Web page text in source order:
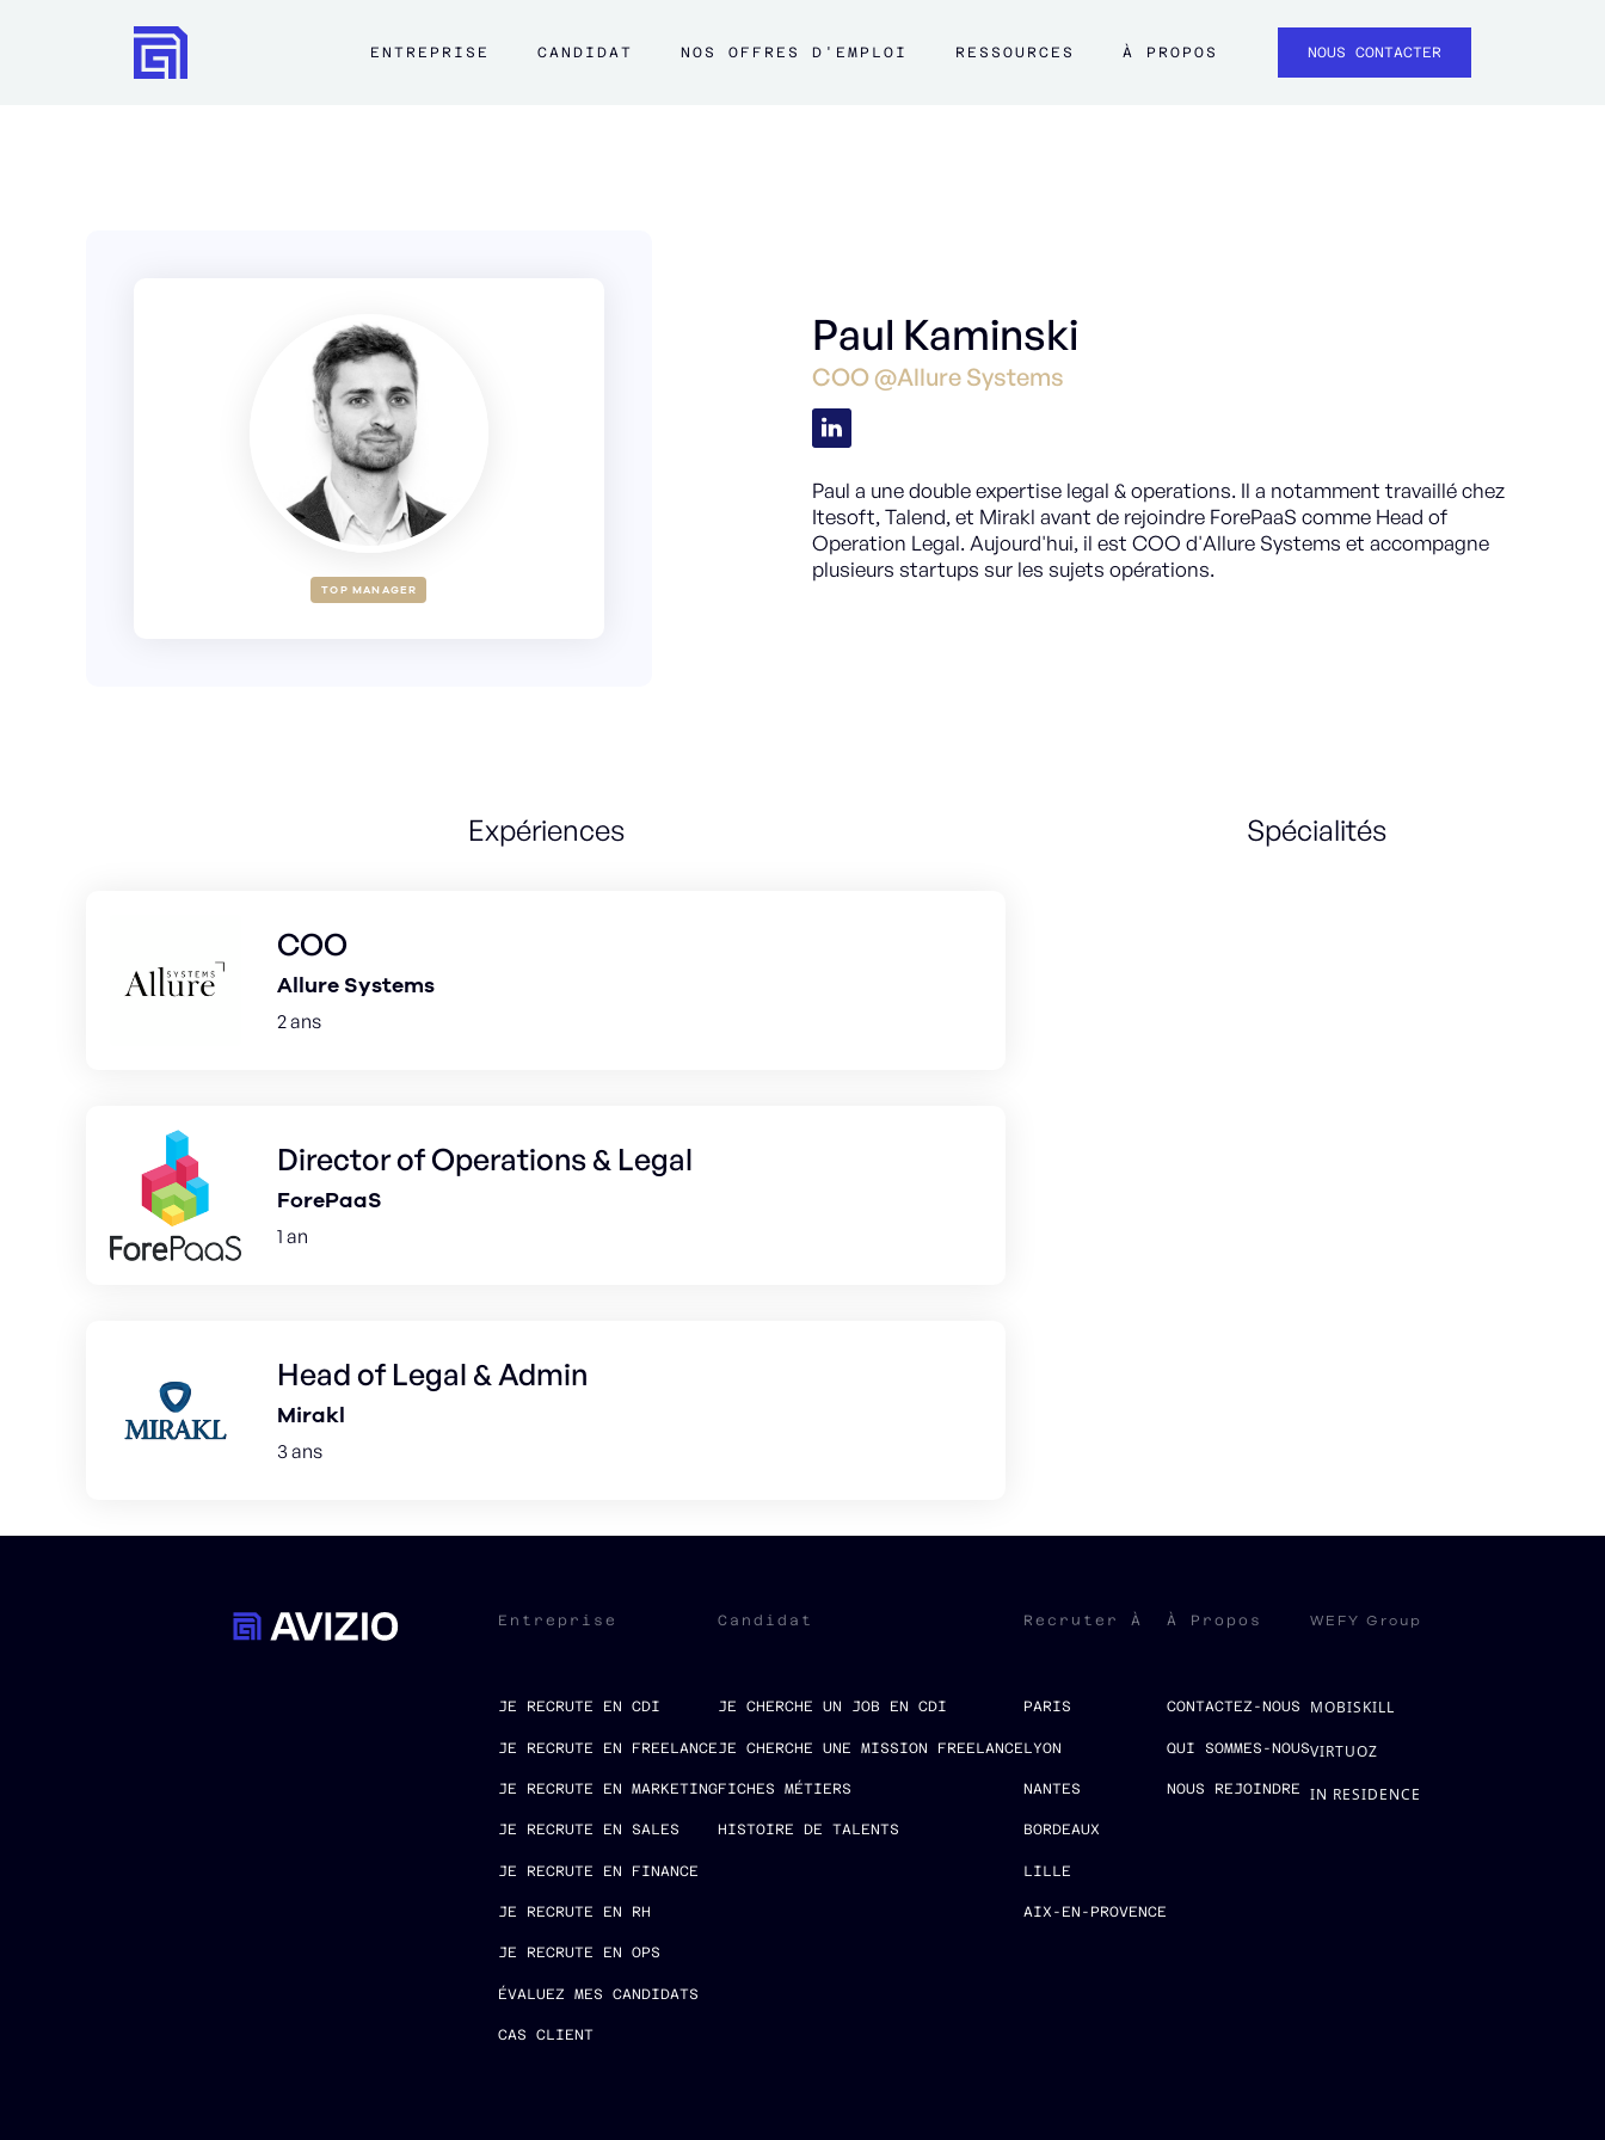
ENTREPRISE CANDIDAT NOS OFFRES D'EMPLOI RESSOURCES À PROPOS NOUS CONTACTER
TOP MANAGER
Paul Kaminski
COO @Allure Systems
Paul a une double expertise legal & operations. Il a notamment travaillé chez
Itesoft, Talend, et Mirakl avant de rejoindre ForePaaS comme Head of
Operation Legal. Aujourd'hui, il est COO d'Allure Systems et accompagne
plusieurs startups sur les sujets opérations.
Expériences
COO
Allure Systems
2 ans
Director of Operations & Legal
ForePaaS
1 an
Head of Legal & Admin
Mirakl
3 ans
Spécialités
Entreprise
JE RECRUTE EN CDI
JE RECRUTE EN FREELANCE
JE RECRUTE EN MARKETING
JE RECRUTE EN SALES
JE RECRUTE EN FINANCE
JE RECRUTE EN RH
JE RECRUTE EN OPS
ÉVALUEZ MES CANDIDATS
CAS CLIENT
Candidat
JE CHERCHE UN JOB EN CDI
JE CHERCHE UNE MISSION FREELANCE
FICHES MÉTIERS
HISTOIRE DE TALENTS
Recruter À
PARIS
LYON
NANTES
BORDEAUX
LILLE
AIX-EN-PROVENCE
À Propos
CONTACTEZ-NOUS
QUI SOMMES-NOUS
NOUS REJOINDRE
WEFY Group
MOBISKILL
VIRTUOZ
IN RESIDENCE